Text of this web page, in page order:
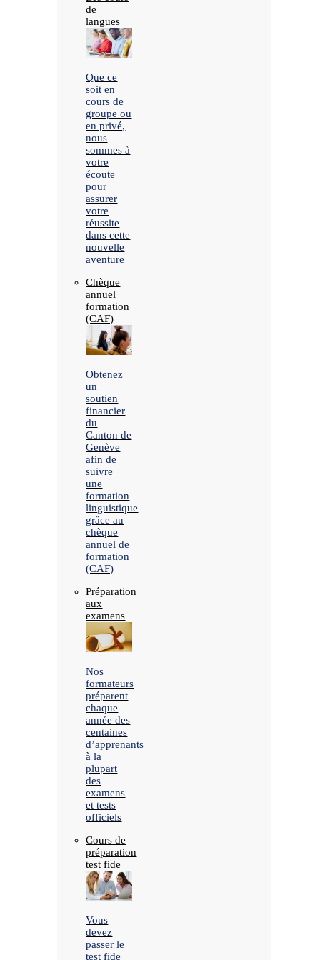
de
langues
Que ce
soit en
cours de
groupe ou
en privé,
nous
sommes à
votre
écoute
pour
assurer
votre
réussite
dans cette
nouvelle
aventure
Chèque
annuel
formation
(CAF)
Obtenez
un
soutien
financier
du
Canton de
Genève
afin de
suivre
une
formation
linguistique
grâce au
chèque
annuel de
formation
(CAF)
Préparation
aux
examens
Nos
formateurs
préparent
chaque
année des
centaines
d’apprenants
à la
plupart
des
examens
et tests
officiels
Cours de
préparation
test fide
Vous
devez
passer le
test fide